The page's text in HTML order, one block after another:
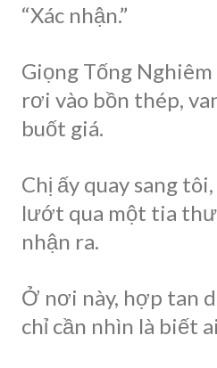
“Xác nhận.”
Giọng Tống
rơi vào bồn thép,
buốt giá.
Chị ấy quay sang
lướt qua một tia
nhận ra.
Ở nơi này, hợp tan
chỉ cần nhìn là biết